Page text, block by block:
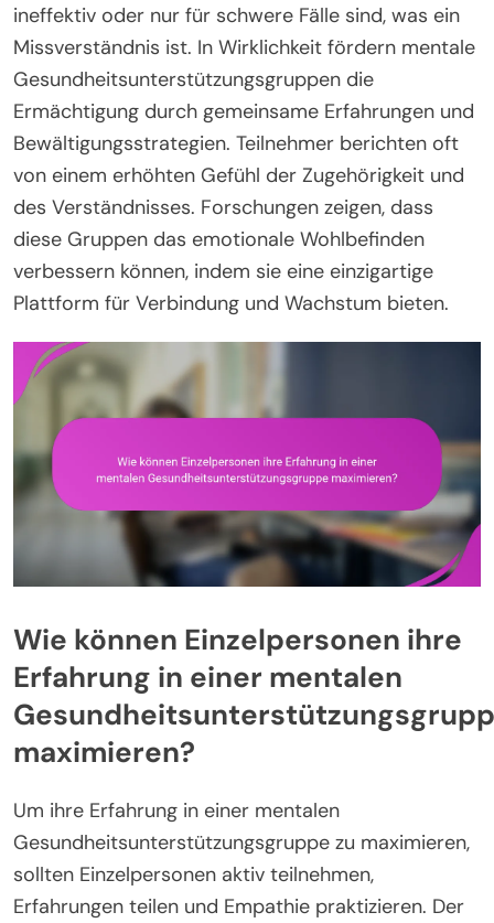
ineffektiv oder nur für schwere Fälle sind, was ein
Missverständnis ist. In Wirklichkeit fördern mentale
Gesundheitsunterstützungsgruppen die
Ermächtigung durch gemeinsame Erfahrungen und
Bewältigungsstrategien. Teilnehmer berichten oft
von einem erhöhten Gefühl der Zugehörigkeit und
des Verständnisses. Forschungen zeigen, dass
diese Gruppen das emotionale Wohlbefinden
verbessern können, indem sie eine einzigartige
Plattform für Verbindung und Wachstum bieten.
Wie können Einzelpersonen ihre
Erfahrung in einer mentalen
maximieren?
Um ihre Erfahrung in einer mentalen
Gesundheitsunterstützungsgruppe zu maximieren,
sollten Einzelpersonen aktiv teilnehmen,
Erfahrungen teilen und Empathie praktizieren. Der